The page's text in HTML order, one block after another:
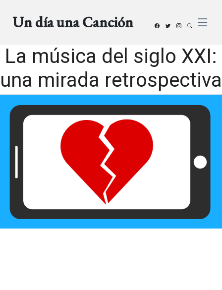
Un día una Canción
La música del siglo XXI:
una mirada retrospectiva